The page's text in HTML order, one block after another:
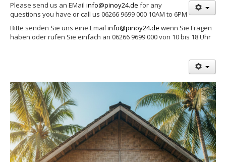
Please send us an EMail info@pinoy24.de for any
questions you have or call us 06266 9699 000 10AM to 6PM
Bitte senden Sie uns eine Email info@pinoy24.de wenn Sie Fragen
haben oder rufen Sie einfach an 06266 9699 000 von 10 bis 18 Uhr